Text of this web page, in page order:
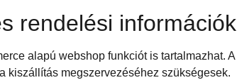
rendelési információk
alapú webshop funkciót is tartalmazhat.
kiszállítás megszervezéséhez szükségesek.